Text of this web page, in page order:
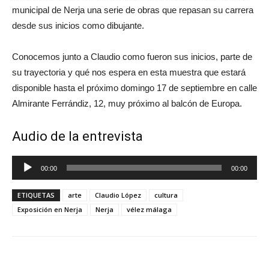
municipal de Nerja una serie de obras que repasan su carrera
desde sus inicios como dibujante.
Conocemos junto a Claudio como fueron sus inicios, parte de
su trayectoria y qué nos espera en esta muestra que estará
disponible hasta el próximo domingo 17 de septiembre en calle
Almirante Ferrándiz, 12, muy próximo al balcón de Europa.
Audio de la entrevista
Reproductor
de
audio
00:00 00:00
ETIQUETAS arte Claudio López
cultura
Exposición en Nerja
Nerja vélez málaga